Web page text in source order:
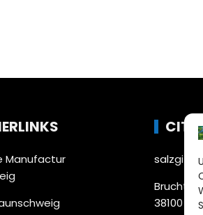
Manufactur
38100